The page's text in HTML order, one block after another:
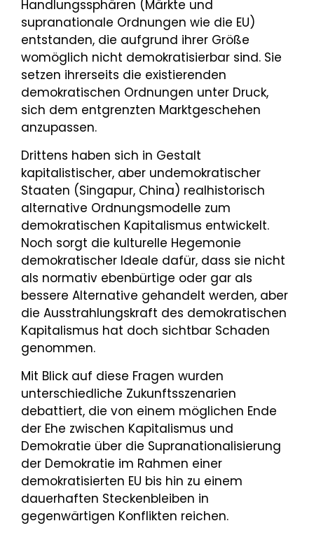
Handlungssphären (Märkte und
supranationale Ordnungen wie die EU)
entstanden, die aufgrund ihrer Größe
womöglich nicht demokratisierbar sind. Sie
setzen ihrerseits die existierenden
demokratischen Ordnungen unter Druck,
sich dem entgrenzten Marktgeschehen
anzupassen.
Drittens haben sich in Gestalt
kapitalistischer, aber undemokratischer
Staaten (Singapur, China) realhistorisch
alternative Ordnungsmodelle zum
demokratischen Kapitalismus entwickelt.
Noch sorgt die kulturelle Hegemonie
demokratischer Ideale dafür, dass sie nicht
als normativ ebenbürtige oder gar als
bessere Alternative gehandelt werden, aber
die Ausstrahlungskraft des demokratischen
Kapitalismus hat doch sichtbar Schaden
genommen.
Mit Blick auf diese Fragen wurden
unterschiedliche Zukunftsszenarien
debattiert, die von einem möglichen Ende
der Ehe zwischen Kapitalismus und
Demokratie über die Supranationalisierung
der Demokratie im Rahmen einer
demokratisierten EU bis hin zu einem
dauerhaften Steckenbleiben in
gegenwärtigen Konflikten reichen.